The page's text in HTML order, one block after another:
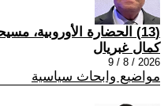
(13) الحضارة الأوروبية، مسيحية أم لامسيحية الهوية
كمال غبريال
2026 / 8 / 9
مواضيع وابحاث سياسية